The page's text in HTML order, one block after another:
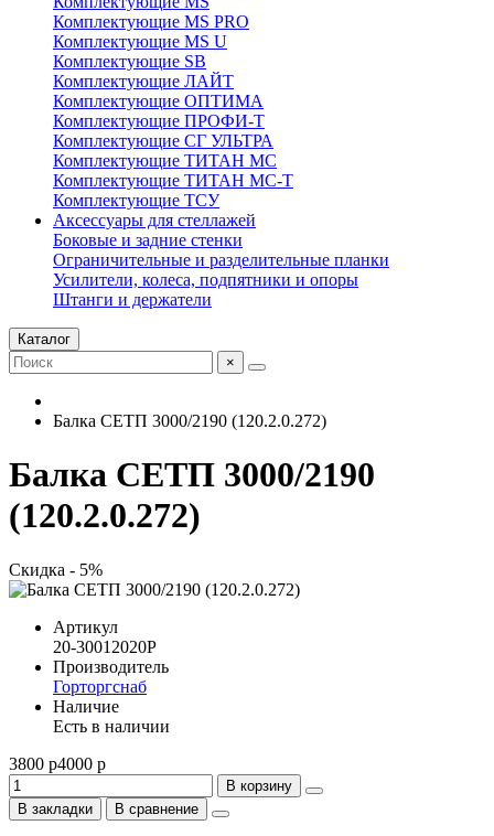
Комплектующие MS PRO
Комплектующие MS U
Комплектующие SB
Комплектующие ЛАЙТ
Комплектующие ОПТИМА
Комплектующие ПРОФИ-Т
Комплектующие СГ УЛЬТРА
Комплектующие ТИТАН МС
Комплектующие ТИТАН МС-Т
Комплектующие ТСУ
Аксессуары для стеллажей
Боковые и задние стенки
Ограничительные и разделительные планки
Усилители, колеса, подпятники и опоры
Штанги и держатели
Каталог
×
Балка СЕТП 3000/2190 (120.2.0.272)
Балка СЕТП 3000/2190
(120.2.0.272)
Скидка - 5%
Артикул
20-30012020P
Производитель
Горторгснаб
Наличие
Есть в наличии
3800 р4000 р
В корзину
В закладки
В сравнение